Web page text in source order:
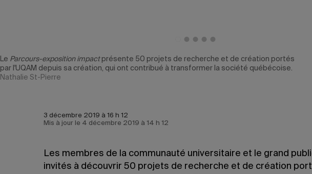
Le Parcours-exposition impactprésente 50 projets de recherche et de création portés
par l'UQAM depuis sa création, qui ont contribué à transformer la société québécoise.
Nathalie St-Pierre
3 décembre 2019 à 16 h 12
Mis à jour le 4 décembre 2019 à 14 h 12
Les membres de la communauté universitaire et le grand
invités à découvrir 50 projets de recherche et de création